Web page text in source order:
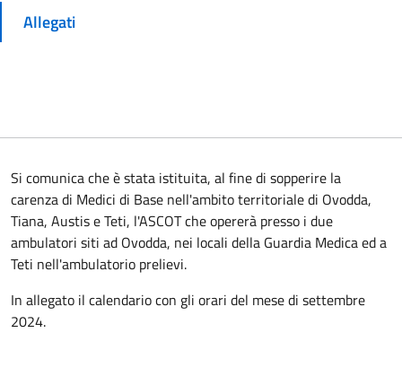
Allegati
Si comunica che è stata istituita, al fine di sopperire la
carenza di Medici di Base nell'ambito territoriale di Ovodda,
Tiana, Austis e Teti, l'ASCOT che opererà presso i due
ambulatori siti ad Ovodda, nei locali della Guardia Medica ed a
Teti nell'ambulatorio prelievi.
In allegato il calendario con gli orari del mese di settembre
2024.